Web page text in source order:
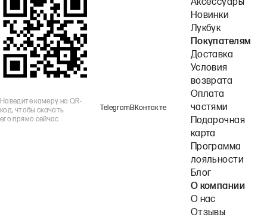
Наведите камеру на QR-
код, чтобы скачать
его прямо сейчас
TelegramВКонтакте
Аксессуары
Новинки
Лукбук
Покупателям
Доставка
Условия
возврата
Оплата
частями
Подарочная
карта
Программа
лояльности
Блог
О компании
О нас
Отзывы